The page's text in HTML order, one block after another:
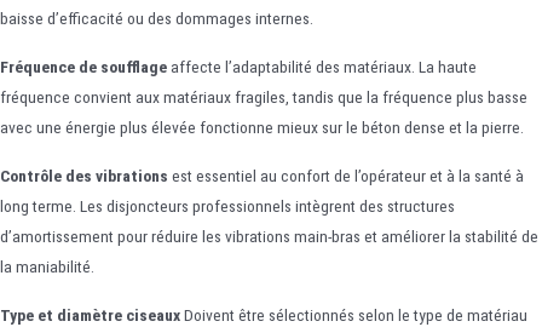
baisse d’efficacité ou des dommages internes.
Fréquence de soufflage affecte l’adaptabilité des matériaux. La haute
fréquence convient aux matériaux fragiles, tandis que la fréquence plus basse
avec une énergie plus élevée fonctionne mieux sur le béton dense et la pierre.
Contrôle des vibrations est essentiel au confort de l’opérateur et à la santé à
long terme. Les disjoncteurs professionnels intègrent des structures
d’amortissement pour réduire les vibrations main-bras et améliorer la stabilité de
la maniabilité.
Type et diamètre ciseauxDoivent être sélectionnés selon le type de matériau